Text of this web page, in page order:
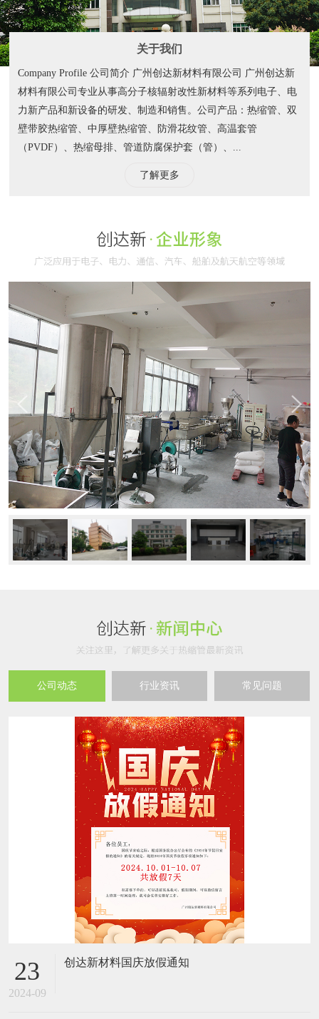
关于我们
Company Profile 公司简介 广州创达新材料有限公司 广州创达新
材料有限公司专业从事高分子核辐射改性新材料等系列电子、电
力新产品和新设备的研发、制造和销售。公司产品：热缩管、双
壁带胶热缩管、中厚壁热缩管、防滑花纹管、高温套管
（PVDF）、热缩母排、管道防腐保护套（管）、...
了解更多
公司动态 行业资讯 常见问题
23
2024-09
创达新材料国庆放假通知